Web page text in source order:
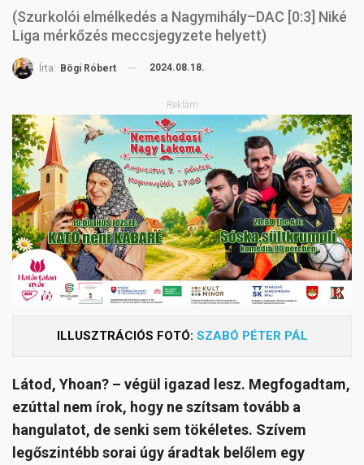
(Szurkolói elmélkedés a Nagymihály–DAC [0:3] Niké
Liga mérkőzés meccsjegyzete helyett)
Írta: Bögi Róbert 2024.08.18.
Reklám
ILLUSZTRÁCIÓS FOTÓ: SZABÓ PÉTER PÁL
Látod, Yhoan? – végül igazad lesz. Megfogadtam,
ezúttal nem írok, hogy ne szítsam tovább a
hangulatot, de senki sem tökéletes. Szívem
legőszintébb sorai úgy áradtak belőlem egy